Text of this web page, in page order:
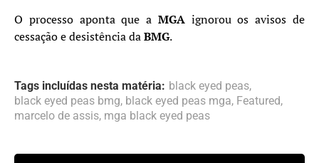
O processo aponta que a MGAignorou os avisos de
cessação e desistência daBMG.
Tags incluídas nesta matéria: black eyed peas,
black eyed peas bmg, black eyed peas mga, Featured,
marcelo de assis, mga black eyed peas